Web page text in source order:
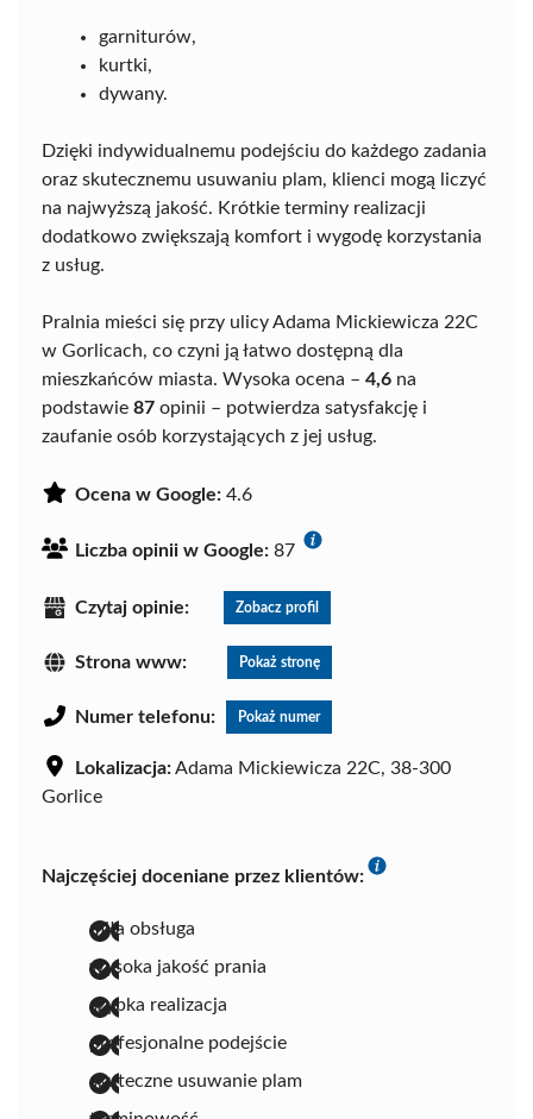
garniturów,
kurtki,
dywany.
Dzięki indywidualnemu podejściu do każdego zadania
oraz skutecznemu usuwaniu plam, klienci mogą liczyć
na najwyższą jakość. Krótkie terminy realizacji
dodatkowo zwiększają komfort i wygodę korzystania
z usług.
Pralnia mieści się przy ulicy Adama Mickiewicza 22C
w Gorlicach, co czyni ją łatwo dostępną dla
mieszkańców miasta. Wysoka ocena – 4,6 na
podstawie 87 opinii – potwierdza satysfakcję i
zaufanie osób korzystających z jej usług.
Ocena w Google: 4.6
Liczba opinii w Google: 87
Czytaj opinie: Zobacz profil
Strona www: Pokaż stronę
Numer telefonu: Pokaż numer
Lokalizacja:Adama Mickiewicza 22C, 38-300
Gorlice
Najczęściej doceniane przez klientów:
miła obsługa
wysoka jakość prania
szybka realizacja
profesjonalne podejście
skuteczne usuwanie plam